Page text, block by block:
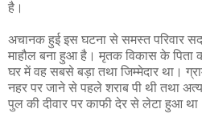
है।
अचानक हुई इस घटना से समस्त परिवार
माहौल बना हुआ है। मृतक विकास के पिता
घर में वह सबसे बड़ा तथा जिम्मेदार था।
नहर पर जाने से पहले शराब पी थी तथा
पुल की दीवार पर काफी देर से लेटा हुआ